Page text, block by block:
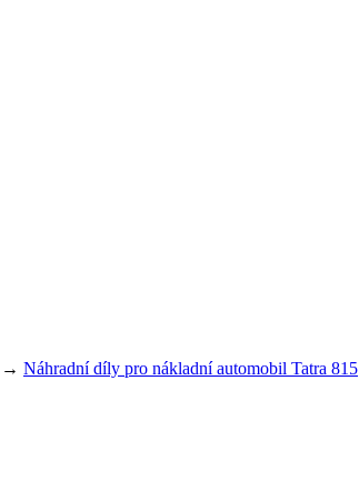
→ Náhradní díly pro nákladní automobil Tatra 815